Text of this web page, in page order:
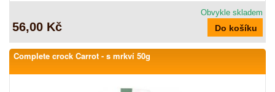
Obvykle skladem
56,00 Kč
Complete crock Carrot - s mrkví 50g